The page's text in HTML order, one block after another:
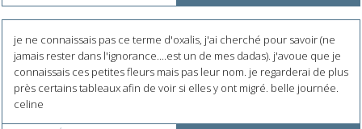
je ne connaissais pas ce terme d'oxalis, j'ai cherché pour savoir (ne
jamais rester dans l'ignorance....est un de mes dadas). j'avoue que je
connaissais ces petites fleurs mais pas leur nom. je regarderai de plus
près certains tableaux afin de voir si elles y ont migré. belle journée.
celine